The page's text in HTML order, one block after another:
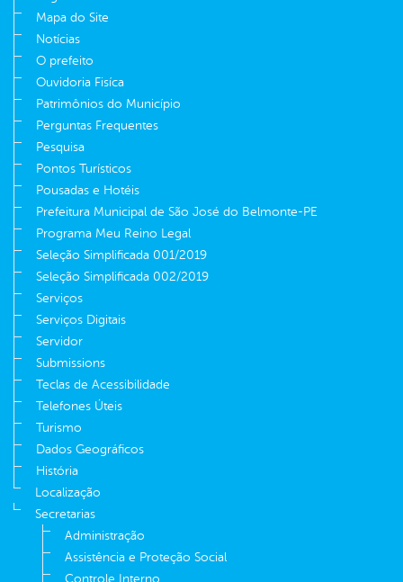
Mapa do Site
Notícias
O prefeito
Ouvidoria Fisíca
Patrimônios do Município
Perguntas Frequentes
Pesquisa
Pontos Turísticos
Pousadas e Hotéis
Prefeitura Municipal de São José do Belmonte-PE
Programa Meu Reino Legal
Seleção Simplificada 001/2019
Seleção Simplificada 002/2019
Serviços
Serviços Digitais
Servidor
Submissions
Teclas de Acessibilidade
Telefones Úteis
Turismo
Dados Geográficos
História
Localização
Secretarias
Administração
Assistência e Proteção Social
Controle Interno